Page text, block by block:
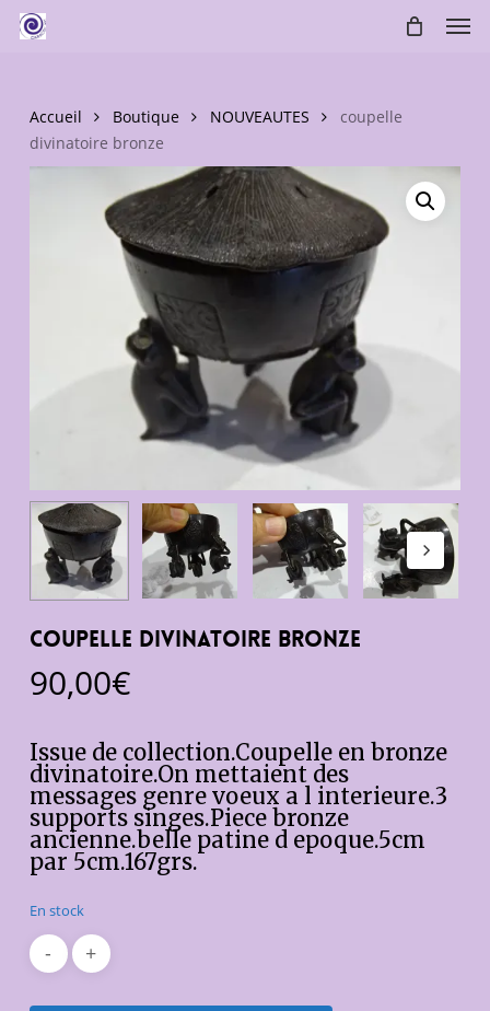
main
Accueil Boutique NOUVEAUTES
coupelle
divinatoire bronze
coupelle divinatoire bronze
90,00€
Issue de collection.Coupelle en bronze
divinatoire.On mettaient des
messages genre voeux a l interieure.3
supports singes.Piece bronze
ancienne.belle patine d epoque.5cm
par 5cm.167grs.
En stock